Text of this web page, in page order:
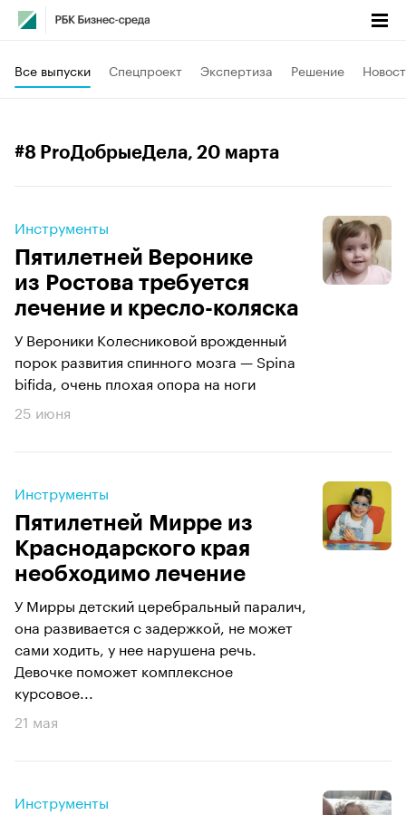
Все выпуски Спецпроект Экспертиза Решение
#8 ProДобрыеДела, 20 марта
Инструменты
Пятилетней Веронике
из Ростова требуется
лечение и кресло-коляска
У Вероники Колесниковой врожденный
порок развития спинного мозга — Spina
bifida, очень плохая опора на ноги
25 июня
Инструменты
Пятилетней Мирре из
Краснодарского края
необходимо лечение
У Мирры детский церебральный паралич,
она развивается с задержкой, не может
сами ходить, у нее нарушена речь.
Девочке поможет комплексное
курсовое...
21 мая
Инструменты